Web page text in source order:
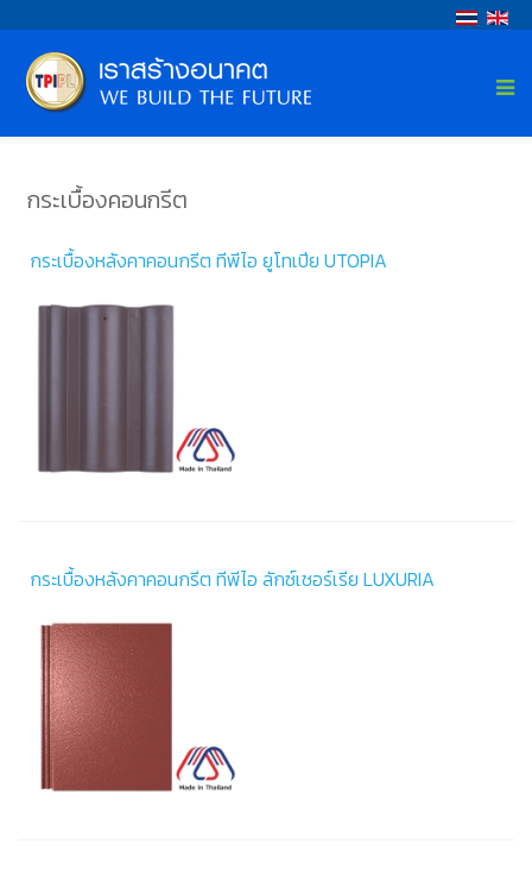
กระเบื้องคอนกรีต
กระเบื้องหลังคาคอนกรีต ทีพีไอ ยูโทเปีย UTOPIA
กระเบื้องหลังคาคอนกรีต ทีพีไอ ลักซ์เชอร์เรีย LUXURIA